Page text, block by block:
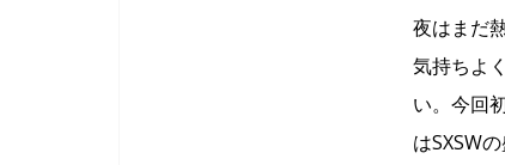
夜はまだ
気持ちよ
い。今回
はSXSW